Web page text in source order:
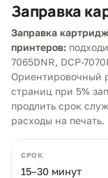
Заправка
принтеров:
7065DNR, DCP-
Ориентировочный
страниц при 5%
продлить срок
расходы на печать.
СРОК
15–30 минут